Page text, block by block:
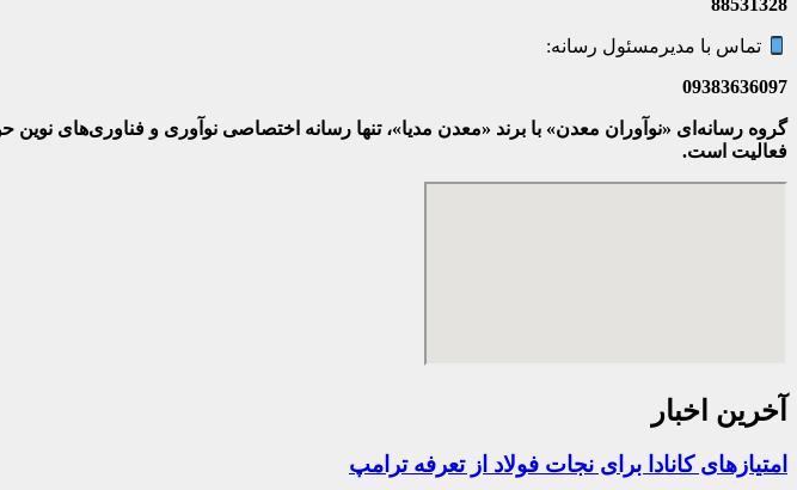
88531328
تماس با مدیرمسئول رسانه:
09383636097
گروه رسانه‌ای «نوآوران معدن» با برند «معدن مدیا»، تنها رسانه اختصاصی نوآوری و فناوری‌های
فعالیت است.
آخرین اخبار
امتیازهای کانادا برای نجات فولاد از تعرفه ترامپ